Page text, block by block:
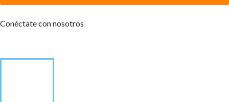
Conéctate con nosotros